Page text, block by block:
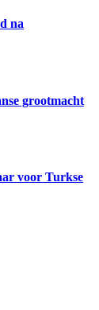
na
grootmacht
voor Turkse